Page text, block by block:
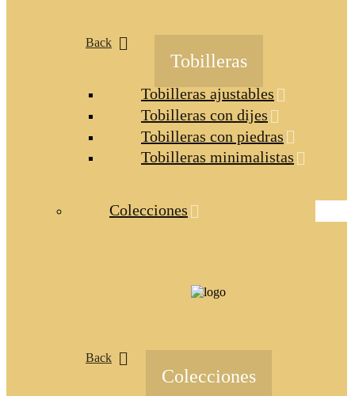
Back
Tobilleras
Tobilleras ajustables
Tobilleras con dijes
Tobilleras con piedras
Tobilleras minimalistas
Colecciones
Back
Colecciones